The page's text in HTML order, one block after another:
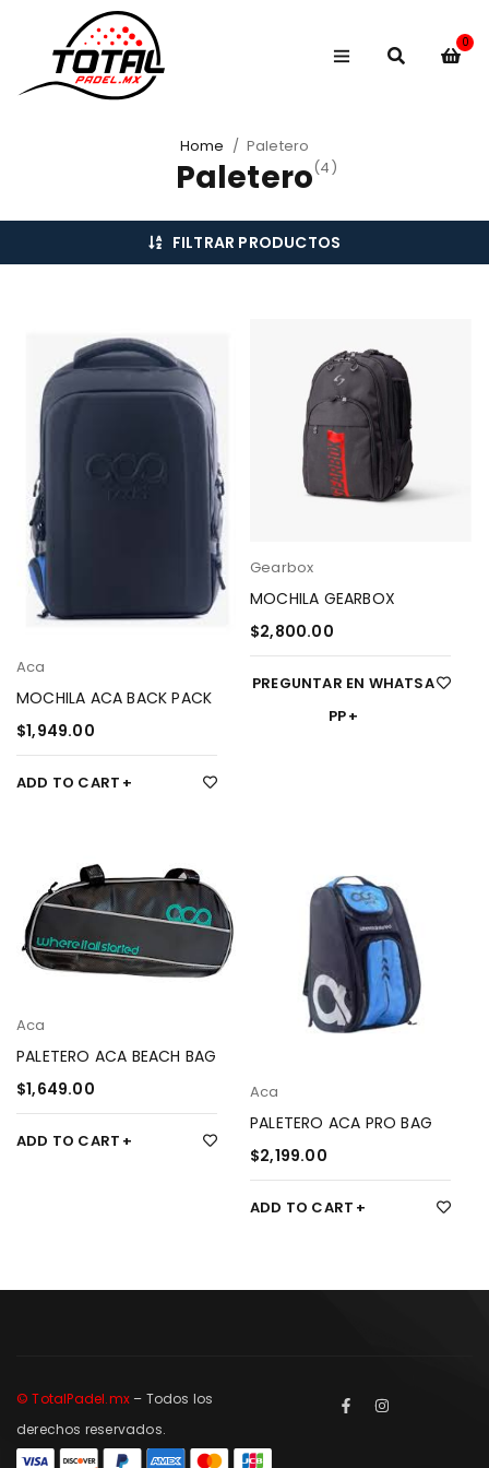
0
Home / Paletero
Paletero(4)
FILTRAR PRODUCTOS
Aca
MOCHILA ACA BACK PACK
$1,949.00
ADD TO CART
Gearbox
MOCHILA GEARBOX
$2,800.00
PREGUNTAR EN WHATSA
PP
Aca
PALETERO ACA BEACH BAG
$1,649.00
ADD TO CART
Aca
PALETERO ACA PRO BAG
$2,199.00
ADD TO CART
© TotalPadel.mx – Todos los
derechos reservados.